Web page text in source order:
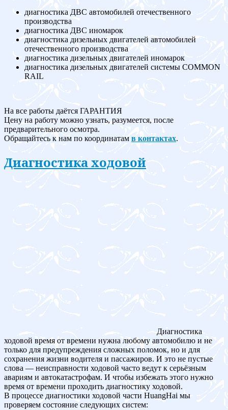
диагностика ДВС автомобилей отечественного
производства
диагностика ДВС иномарок
диагностика дизельных двигателей автомобилей
отечественного производства
диагностика дизельных двигателей иномарок
диагностика дизельных двигателей системы COMMON
RAIL
На все работы даётся ГАРАНТИЯ
Цену на работу можно узнать, разумеется, после
предварительного осмотра.
Обращайтесь к нам по координатам в контактах.
Диагностика ходовой
Диагностика
ходовой время от времени нужна любому автомобилю и не
только для предупреждения сложных поломок, но и для
сохранения жизни водителя и пассажиров. И это не пустые
слова — неисправности ходовой часто ведут к серьёзным
авариям и автокатастрофам. И чтобы избежать этого нужно
время от времени проходить диагностику ходовой.
В процессе диагностики ходовой части HuangHai мы
проверяем состояние следующих систем: